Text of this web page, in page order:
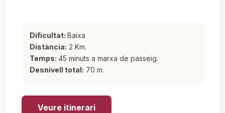
Dificultat: Baixa
Distància: 2 Km.
Temps: 45 minuts a marxa de passeig.
Desnivell total: 70 m.
Veure itinerari